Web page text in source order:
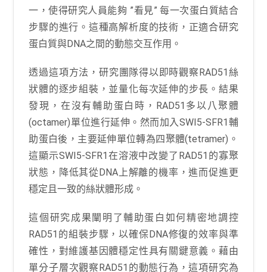
一，使得研究人員能夠 ”看見” 每一次蛋白質結合
步驟的進行。這種高解析度的技術，正適合研究
蛋白質與DNA之間的動態交互作用。
透過這項方法，研究團隊得以即時觀察RAD51絲
狀體的逐步組裝，並量化每次延伸的步長。結果
發現，在沒有輔助蛋白時，RAD51多以八聚體
(octamer)單位進行延伸。然而加入SWI5-SFR1輔
助蛋白後，主要延伸單位轉為四聚體(tetramer)。
這顯示SWI5-SFR1在溶液中改變了RAD51的寡聚
狀態，降低其從DNA上解離的機率，進而促進更
穩定且一致的絲狀體形成。
這個研究成果闡明了輔助蛋白如何精密地調控
RAD51的組裝步驟，以確保DNA修復的效率與準
確性，對維護基因體穩定性具有關鍵意義。藉由
單分子層次觀察RAD51的動態行為，這項研究為